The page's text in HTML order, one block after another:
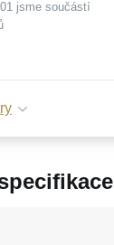
jsme součástí